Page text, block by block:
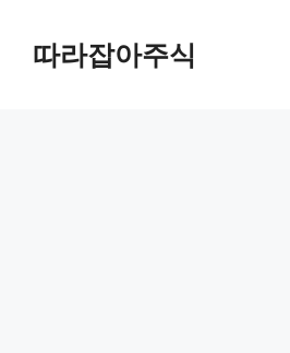
따라잡아주식